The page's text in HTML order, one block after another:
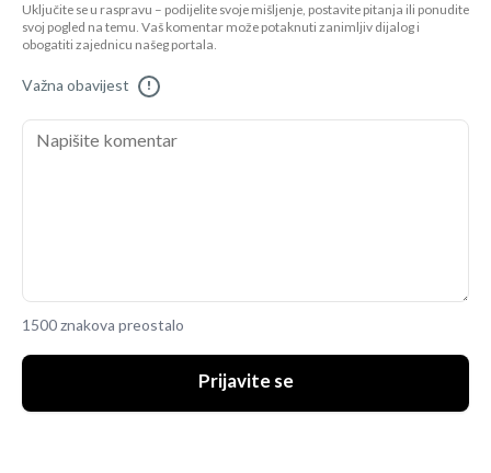
Uključite se u raspravu – podijelite svoje mišljenje, postavite pitanja ili ponudite
svoj pogled na temu. Vaš komentar može potaknuti zanimljiv dijalog i
obogatiti zajednicu našeg portala.
Važna obavijest !
1500 znakova preostalo
Prijavite se